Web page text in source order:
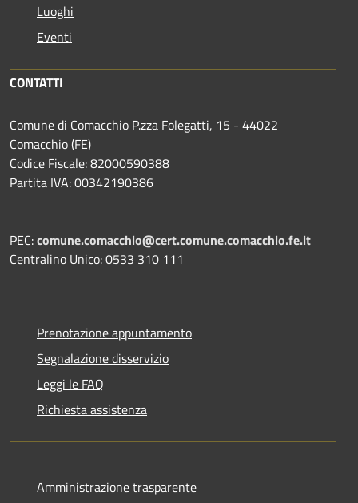
Luoghi
Eventi
CONTATTI
Comune di Comacchio P.zza Folegatti, 15 - 44022
Comacchio (FE)
Codice Fiscale: 82000590388
Partita IVA: 00342190386
PEC:comune.comacchio@cert.comune.comacchio.fe.it
Centralino Unico: 0533 310 111
Prenotazione appuntamento
Segnalazione disservizio
Leggi le FAQ
Richiesta assistenza
Amministrazione trasparente